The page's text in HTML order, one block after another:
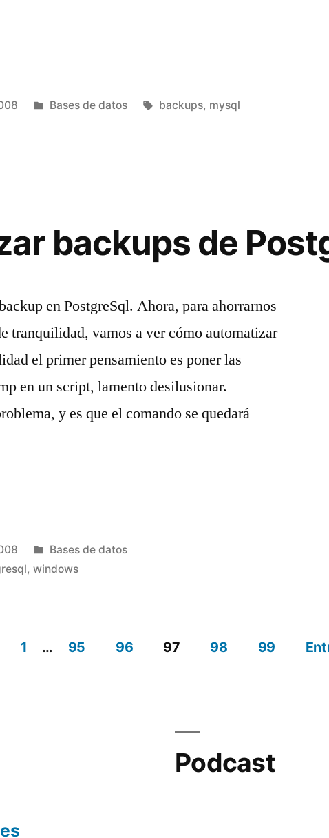
Publicado
Bases de datos Etiquetas:
backups, mysql
backups de
en PostgreSql. Ahora, para ahorrarnos
tranquilidad, vamos a ver cómo automatizar
el primer pensamiento es poner las
en un script, lamento desilusionar.
y es que el comando se quedará
Publicado
en
Bases de datos
,windows
1 … 95 96 97 98 99
Podcast